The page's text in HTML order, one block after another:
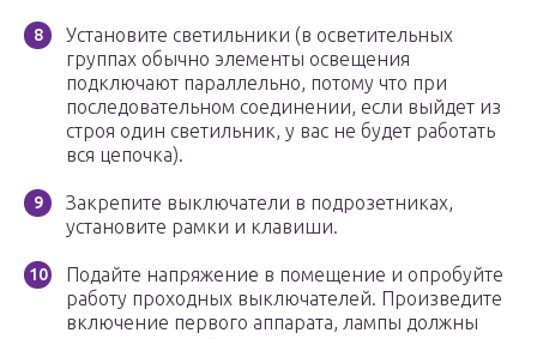
Установите светильники (в осветительных
группах обычно элементы освещения
подключают параллельно, потому что при
последовательном соединении, если выйдет из
строя один светильник, у вас не будет работать
вся цепочка).
Закрепите выключатели в подрозетниках,
установите рамки и клавиши.
Подайте напряжение в помещение и опробуйте
работу проходных выключателей. Произведите
включение первого аппарата, лампы должны